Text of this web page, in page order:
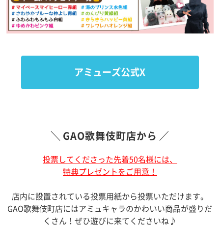
アミューズ公式X
GAO歌舞伎町店から
投票してくださった先着50名様には、
特典プレゼントをご用意！
店内に設置されている投票用紙から投票いただけます。
GAO歌舞伎町店にはアミュキャラのかわいい商品が盛りだ
くさん！ぜひ遊びに来てくださいね♪